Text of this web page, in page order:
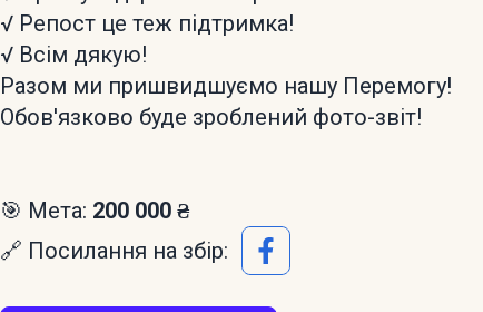
√ Репост це теж підтримка!
√ Всім дякую!
Разом ми пришвидшуємо нашу Перемогу!
Обов'язково буде зроблений фото-звіт!
🎯 Мета: 200 000 ₴
🔗 Посилання на збір: